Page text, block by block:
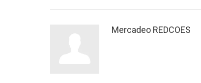
Mercadeo REDCOES